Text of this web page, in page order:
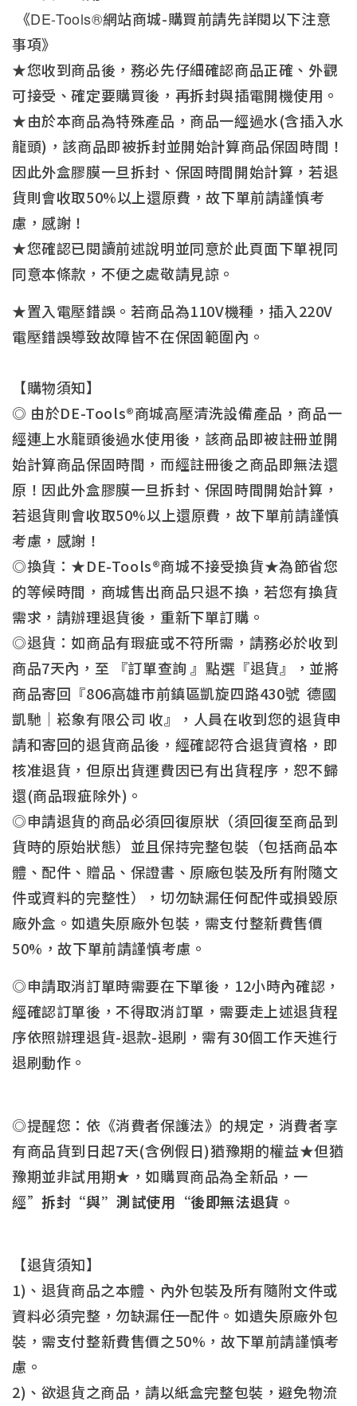
《DE-Tools®網站商城-購買前請先詳閱以下注意
事項》
★您收到商品後，務必先仔細確認商品正確、外觀
可接受、確定要購買後，再拆封與插電開機使用。
★由於本商品為特殊產品，商品一經過水(含插入水
龍頭)，該商品即被拆封並開始計算商品保固時間！
因此外盒膠膜一旦拆封、保固時間開始計算，若退
貨則會收取50%以上還原費，故下單前請謹慎考
慮，感謝！
★您確認已閱讀前述說明並同意於此頁面下單視同
同意本條款，不便之處敬請見諒。
★置入電壓錯誤。若商品為110V機種，插入220V
電壓錯誤導致故障皆不在保固範圍內。
【購物須知】
◎ 由於DE-Tools®商城高壓清洗設備產品，商品一
經連上水龍頭後過水使用後，該商品即被註冊並開
始計算商品保固時間，而經註冊後之商品即無法還
原！因此外盒膠膜一旦拆封、保固時間開始計算，
若退貨則會收取50%以上還原費，故下單前請謹慎
考慮，感謝！
◎換貨：★DE-Tools®商城不接受換貨★為節省您
的等候時間，商城售出商品只退不換，若您有換貨
需求，請辦理退貨後，重新下單訂購。
◎退貨：如商品有瑕疵或不符所需，請務必於收到
商品7天內，至 『訂單查詢 』點選『退貨』，並將
商品寄回『806高雄市前鎮區凱旋四路430號 德國
凱馳｜崧象有限公司 收』，人員在收到您的退貨申
請和寄回的退貨商品後，經確認符合退貨資格，即
核准退貨，但原出貨運費因已有出貨程序，恕不歸
還(商品瑕疵除外)。
◎申請退貨的商品必須回復原狀（須回復至商品到
貨時的原始狀態）並且保持完整包裝（包括商品本
體、配件、贈品、保證書、原廠包裝及所有附隨文
件或資料的完整性），切勿缺漏任何配件或損毀原
廠外盒。如遺失原廠外包裝，需支付整新費售價
50%，故下單前請謹慎考慮。
◎申請取消訂單時需要在下單後，12小時內確認，
經確認訂單後，不得取消訂單，需要走上述退貨程
序依照辦理退貨-退款-退刷，需有30個工作天進行
退刷動作。
◎提醒您：依《消費者保護法》的規定，消費者享
有商品貨到日起7天(含例假日)猶豫期的權益★但猶
豫期並非試用期★，如購買商品為全新品，一
經”拆封“與”測試使用“後即無法退貨。
【退貨須知】
1)、退貨商品之本體、內外包裝及所有隨附文件或
資料必須完整，勿缺漏任一配件。如遺失原廠外包
裝，需支付整新費售價之50%，故下單前請謹慎考
慮。
2)、欲退貨之商品，請以紙盒完整包裝，避免物流